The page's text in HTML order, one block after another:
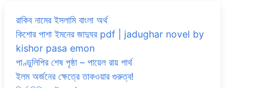
রাকিব নামের ইসলামি বাংলা অর্থ
কিশোর পাশা ইমনের জাদুঘর pdf | jadughar novel by
kishor pasa emon
পাণ্ডুলিপির শেষ পৃষ্ঠা – পায়েল রায় পার্থ
ইলম অর্জনের ক্ষেত্রে তাকওয়ার গুরুত্ব!